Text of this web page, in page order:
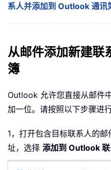
系人并添加到 Outlook 通讯
从邮件添加新建
簿
Outlook 允许您直接从邮件
加一位。请按照以下步骤进行
1，打开包含目标联系人的
址，选择 添加到 Outlook